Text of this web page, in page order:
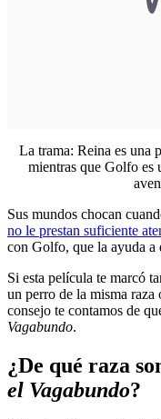
La trama: Reina es una
mientras que Golfo es
Sus mundos chocan
no le prestan suficiente
con Golfo, que la ayuda a
Si esta película te marcó
un perro de la misma raza
consejo te contamos de
Vagabundo.
¿De qué raza
el Vagabundo?